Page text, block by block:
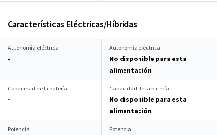
Características Eléctricas/Híbridas
Autonomía eléctrica
-
Autonomía eléctrica
No disponible para esta
alimentación
Capacidad de la batería
-
Capacidad de la batería
No disponible para esta
alimentación
Potencia Potencia